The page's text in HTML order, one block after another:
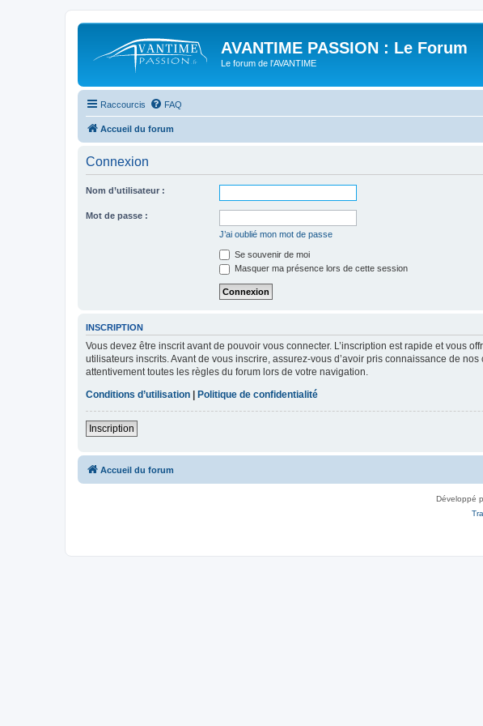
AVANTIME PASSION : Le Forum
Le forum de l'AVANTIME
Raccourcis FAQ
Accueil du forum
Connexion
Nom d’utilisateur :
Mot de passe :
J’ai oublié mon mot de passe
Se souvenir de moi
Masquer ma présence lors de cette session
INSCRIPTION
Vous devez être inscrit avant de pouvoir vous connecter. L’inscription est rapide et vous
utilisateurs inscrits. Avant de vous inscrire, assurez-vous d’avoir pris connaissance de
attentivement toutes les règles du forum lors de votre navigation.
Conditions d’utilisation
Politique de confidentialité
Inscription
Accueil du forum
Développé